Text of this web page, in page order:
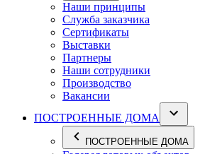
Наши принципы
Служба заказчика
Сертификаты
Выставки
Партнеры
Наши сотрудники
Производство
Вакансии
ПОСТРОЕННЫЕ ДОМА
ПОСТРОЕННЫЕ ДОМА